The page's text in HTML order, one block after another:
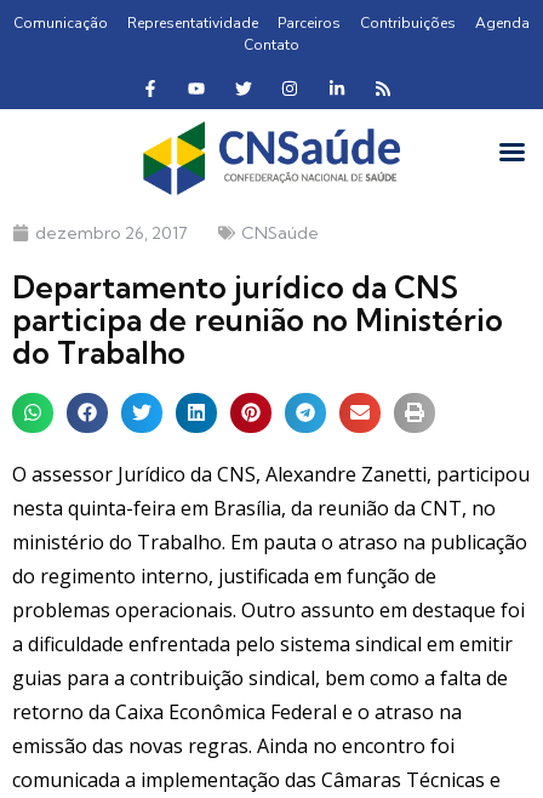
Comunicação Representatividade Parceiros Contribuições
Agenda
Contato
dezembro 26, 2017 CNSaúde
Departamento jurídico da CNS
participa de reunião no Ministério
do Trabalho
O assessor Jurídico da CNS, Alexandre Zanetti, participou
nesta quinta-feira em Brasília, da reunião da CNT, no
ministério do Trabalho. Em pauta o atraso na publicação
do regimento interno, justificada em função de
problemas operacionais. Outro assunto em destaque foi
a dificuldade enfrentada pelo sistema sindical em emitir
guias para a contribuição sindical, bem como a falta de
retorno da Caixa Econômica Federal e o atraso na
emissão das novas regras. Ainda no encontro foi
comunicada a implementação das Câmaras Técnicas e